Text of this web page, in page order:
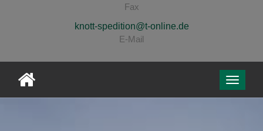
Fax
knott-spedition@t-online.de
E-Mail
Toggle